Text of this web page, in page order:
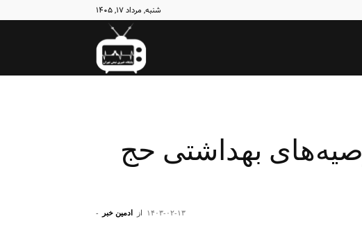
شنبه, مرداد ۱۷, ۱۴۰۵
نبض
بهداشتی حج
از ادمین خبر - ۱۴۰۳-۰۲-۱۳